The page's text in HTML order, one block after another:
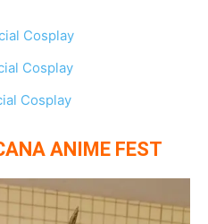
Cosplay
Cosplay
Cosplay
ANIME FEST